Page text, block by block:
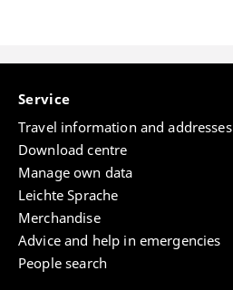
Service
Travel information and addresses
Download centre
Manage own data
Leichte Sprache
Merchandise
Advice and help in emergencies
People search